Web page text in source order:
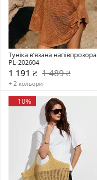
Туніка в'язана напівпрозора
PL-202604
1 191 ₴ 1 489 ₴
+ 2 кольори
- 10%